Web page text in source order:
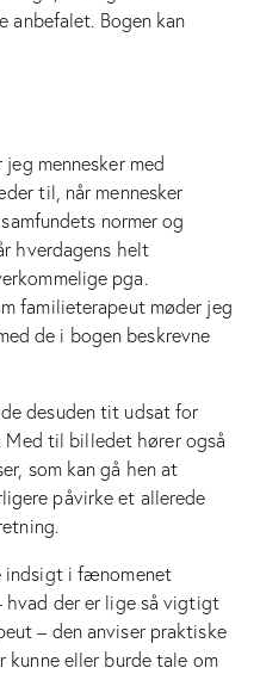
anbefalet. Bogen kan
mennesker med
til, når mennesker
normer og
hverdagens helt
pga.
familieterapeut møder jeg
de i bogen beskrevne
desuden tit udsat for
Med til billedet hører også
som kan gå hen at
påvirke et allerede
indsigt i fænomenet
hvad der er lige så vigtigt
– den anviser praktiske
kunne eller burde tale om